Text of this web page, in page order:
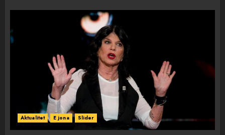
Aktualitet E jona Slider